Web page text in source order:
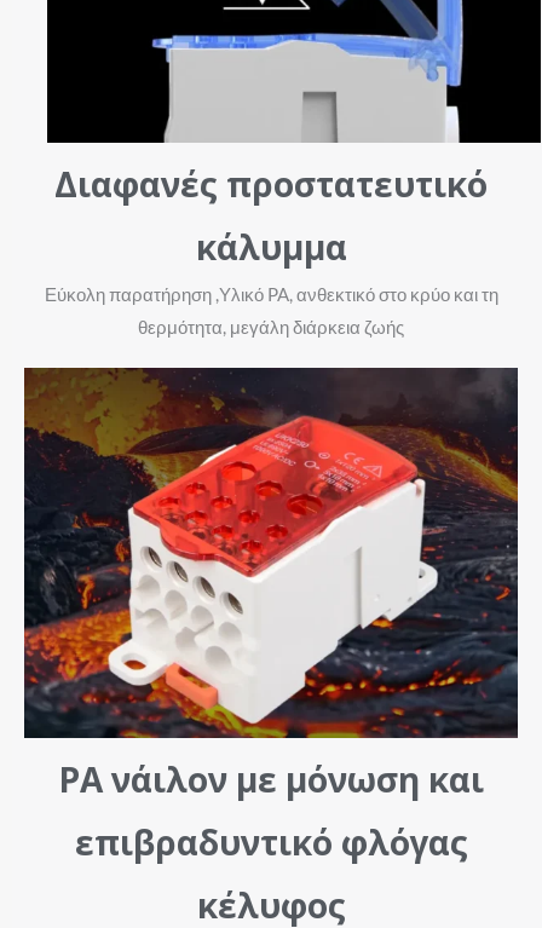
Διαφανές προστατευτικό
κάλυμμα
Εύκολη παρατήρηση ,Υλικό PA, ανθεκτικό στο κρύο και τη
θερμότητα, μεγάλη διάρκεια ζωής
PA νάιλον με μόνωση και
επιβραδυντικό φλόγας
κέλυφος